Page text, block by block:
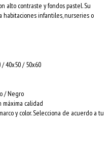
alto contraste y fondos pastel. Su
habitaciones infantiles, nurseries o
/ 40x50 / 50x60
/ Negro
máxima calidad
y color. Selecciona de acuerdo a tu